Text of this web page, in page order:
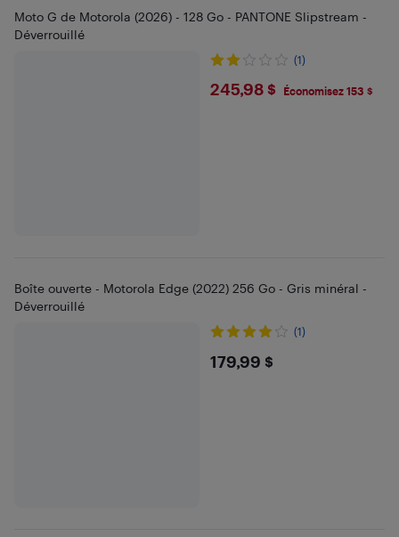
Moto G de Motorola (2026) - 128 Go - PANTONE Slipstream -
Déverrouillé
(1)
$245.98
245,98 $ Économisez 153 $
Boîte ouverte - Motorola Edge (2022) 256 Go - Gris minéral -
Déverrouillé
(1)
$179.99
179,99 $